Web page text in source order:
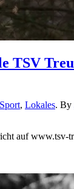
TSV
, Lokales. By
auf www.tsv-